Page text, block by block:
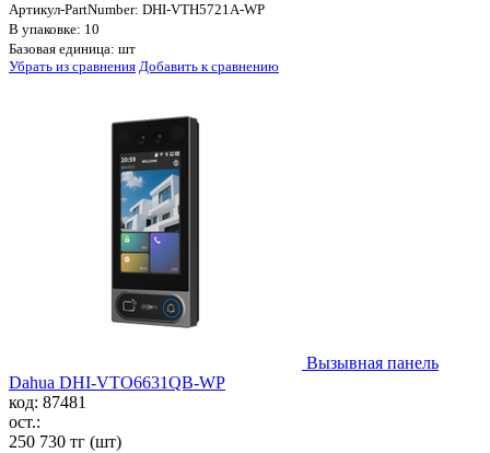
Артикул-PartNumber: DHI-VTH5721A-WP
В упаковке: 10
Базовая единица: шт
Убрать из сравнения Добавить к сравнению
Вызывная панель
Dahua DHI-VTO6631QB-WP
код: 87481
ост.:
250 730 тг (шт)